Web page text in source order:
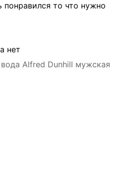
понравился то что нужно
нет
Alfred Dunhill мужская